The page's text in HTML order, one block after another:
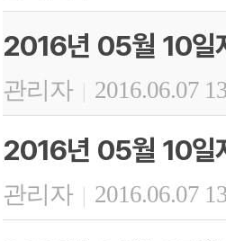
2016년 05월 10일
관리자 | 2016.06.07
2016년 05월 10일
관리자 | 2016.06.07